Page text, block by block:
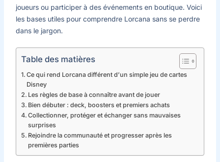
joueurs ou participer à des événements en boutique. Voici
les bases utiles pour comprendre Lorcana sans se perdre
dans le jargon.
Table des matières
Ce qui rend Lorcana différent d’un simple jeu de cartes
Disney
Les règles de base à connaître avant de jouer
Bien débuter : deck, boosters et premiers achats
Collectionner, protéger et échanger sans mauvaises
surprises
Rejoindre la communauté et progresser après les
premières parties